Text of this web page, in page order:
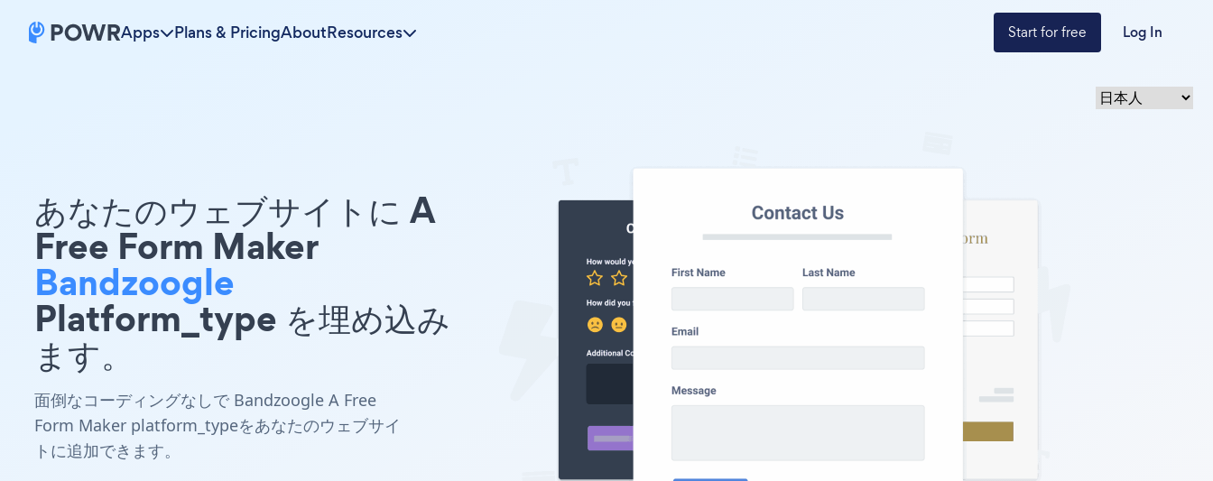
Apps Plans & PricingAboutResources Start for free Log In
あなたのウェブサイトに A
Free Form Maker
Bandzoogle
Platform_type を埋め込み
ます。
面倒なコーディングなしで Bandzoogle A Free
Form Maker platform_typeをあなたのウェブサイ
トに追加できます。